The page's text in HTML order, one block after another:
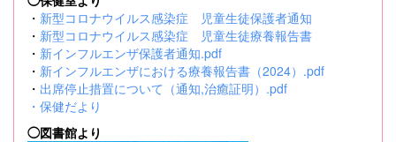
・ 新型コロナウイルス感染症 児童生徒保護者通知
・ 新型コロナウイルス感染症 児童生徒療養報告書
・ 新インフルエンザ保護者通知.pdf
・ 新インフルエンザにおける療養報告書（2024）.pdf
・ 出席停止措置について（通知,治癒証明）.pdf
・ 保健だより
◯図書館より